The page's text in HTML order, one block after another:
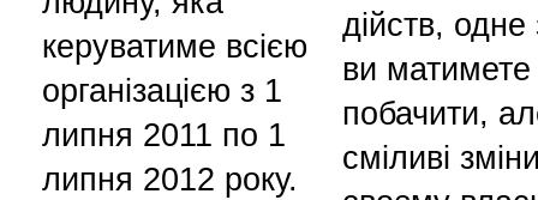
керуватиме всією
організацією з 1
липня 2011 по 1
липня 2012 року.
дійств, одне
ви матимете
побачити,
сміливі